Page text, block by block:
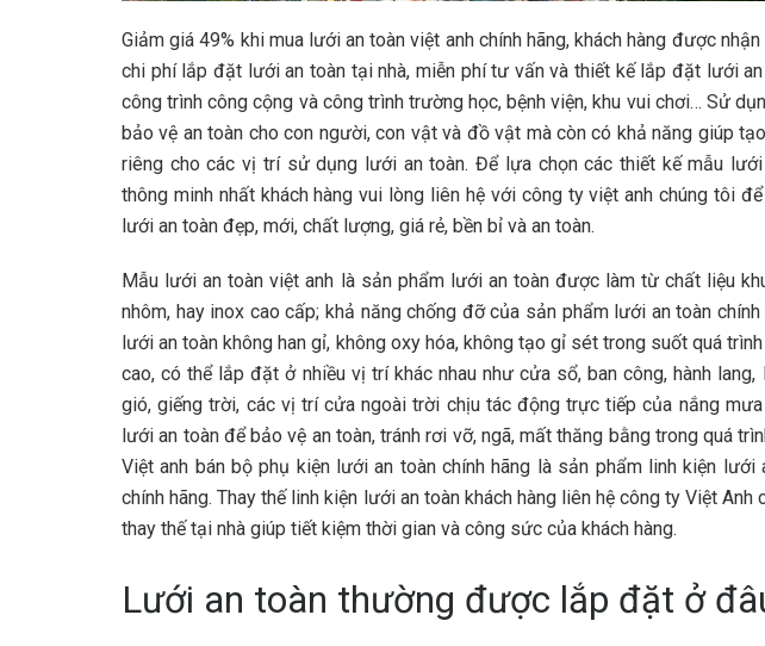
Giảm giá 49% khi mua lưới an toàn việt anh chính hãng, khách hàng được
chi phí lắp đặt lưới an toàn tại nhà, miễn phí tư vấn và thiết kế lắp đặt lưới
công trình công cộng và công trình trường học, bệnh viện, khu vui chơi… Sử
bảo vệ an toàn cho con người, con vật và đồ vật mà còn có khả năng giúp
riêng cho các vị trí sử dụng lưới an toàn. Để lựa chọn các thiết kế mẫu
thông minh nhất khách hàng vui lòng liên hệ với công ty việt anh chúng tôi
lưới an toàn đẹp, mới, chất lượng, giá rẻ, bền bỉ và an toàn.
Mẫu lưới an toàn việt anh là sản phẩm lưới an toàn được làm từ chất liệu
nhôm, hay inox cao cấp; khả năng chống đỡ của sản phẩm lưới an toàn
lưới an toàn không han gỉ, không oxy hóa, không tạo gỉ sét trong suốt quá
cao, có thể lắp đặt ở nhiều vị trí khác nhau như cửa sổ, ban công, hành
gió, giếng trời, các vị trí cửa ngoài trời chịu tác động trực tiếp của nắng
lưới an toàn để bảo vệ an toàn, tránh rơi vỡ, ngã, mất thăng bằng trong quá
Việt anh bán bộ phụ kiện lưới an toàn chính hãng là sản phẩm linh kiện lưới
chính hãng. Thay thế linh kiện lưới an toàn khách hàng liên hệ công ty Việt
thay thế tại nhà giúp tiết kiệm thời gian và công sức của khách hàng.
Lưới an toàn thường được lắp đặt ở